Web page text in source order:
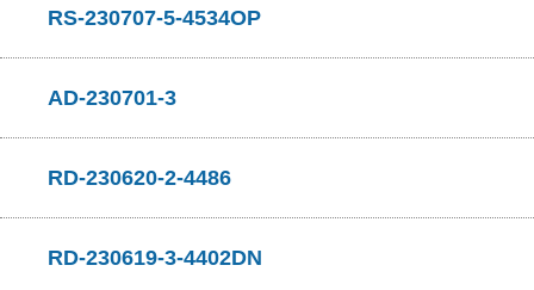
RS-230707-5-4534OP
AD-230701-3
RD-230620-2-4486
RD-230619-3-4402DN